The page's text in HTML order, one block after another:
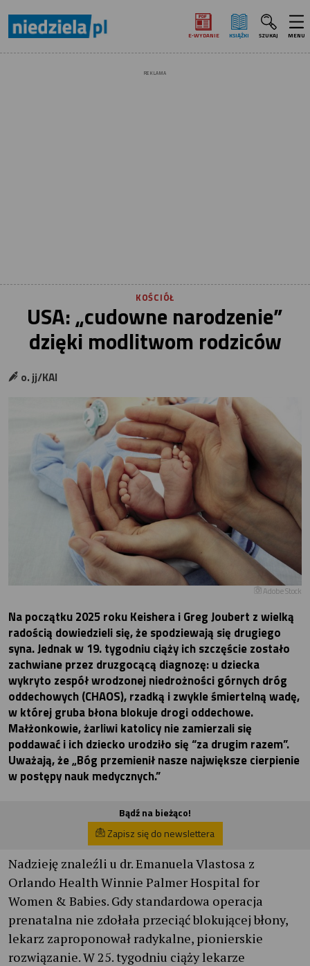
E‑WYDANIE KSIĄŻKI SZUKAJ MENU
REKLAMA
KOŚCIÓŁ
USA: „cudowne narodzenie”
dzięki modlitwom rodziców
o. jj/KAI
Adobe Stock
Na początku 2025 roku Keishera i Greg Joubert z wielką
radością dowiedzieli się, że spodziewają się drugiego
syna. Jednak w 19. tygodniu ciąży ich szczęście zostało
zachwiane przez druzgocącą diagnozę: u dziecka
wykryto zespół wrodzonej niedrożności górnych dróg
oddechowych (CHAOS), rzadką i zwykle śmiertelną wadę,
w której gruba błona blokuje drogi oddechowe.
Małżonkowie, żarliwi katolicy nie zamierzali się
poddawać i ich dziecko urodziło się “za drugim razem”.
Uważają, że „Bóg przemienił nasze największe cierpienie
w postępy nauk medycznych.”
Bądź na bieżąco!
Zapisz się do newslettera
Nadzieję znaleźli u dr. Emanuela Vlastosa z
Orlando Health Winnie Palmer Hospital for
Women & Babies. Gdy standardowa operacja
prenatalna nie zdołała przeciąć blokującej błony,
lekarz zaproponował radykalne, pionierskie
rozwiązanie. W 25. tygodniu ciąży lekarze